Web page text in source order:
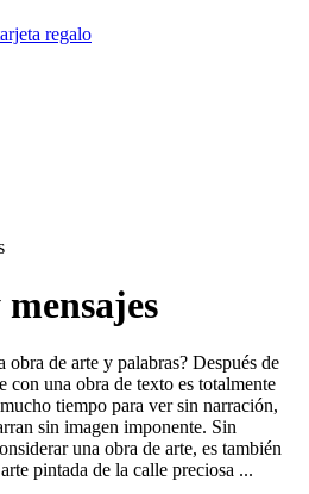
regalo
obra de arte y palabras? Después de
con una obra de texto es totalmente
tiempo para ver sin narración,
sin imagen imponente. Sin
una obra de arte, es también
pintada de la calle preciosa ...